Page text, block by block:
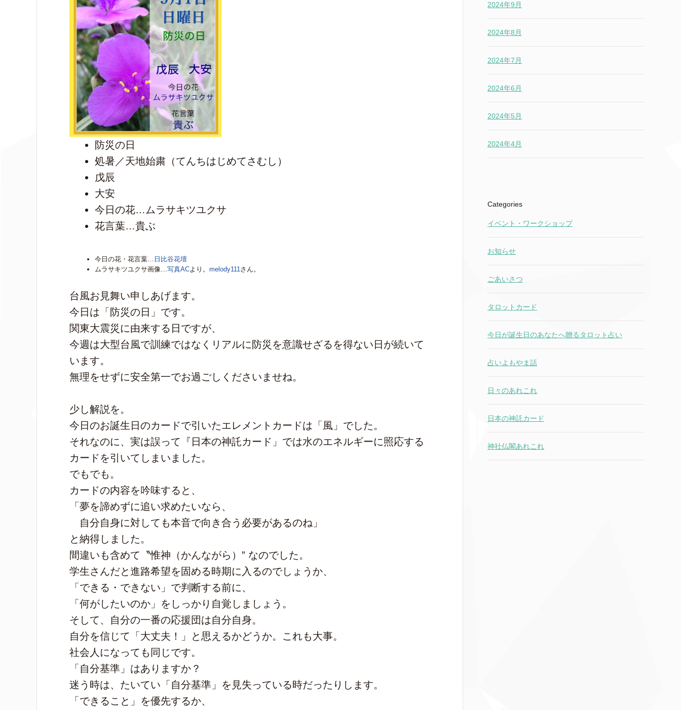
防災の日
処暑／天地始粛（てんちはじめてさむし）
戊辰
大安
今日の花…ムラサキツユクサ
花言葉…貴ぶ
今日の花・花言葉… 日比谷花壇
ムラサキツユクサ画像…写真ACより。 melody111さん。
台風お見舞い申しあげます。
今日は「防災の日」です。
関東大震災に由来する日ですが、
今週は大型台風で訓練ではなくリアルに防災を意識せざるを得ない日が続いて
います。
無理をせずに安全第一でお過ごしくださいませね。
少し解説を。
今日のお誕生日のカードで引いたエレメントカードは「風」でした。
それなのに、実は誤って『日本の神託カード」では水のエネルギーに照応する
カードを引いてしまいました。
でもでも。
カードの内容を吟味すると、
「夢を諦めずに追い求めたいなら、
自分自身に対しても本音で向き合う必要があるのね」
と納得しました。
間違いも含めて〝惟神（かんながら）” なのでした。
学生さんだと進路希望を固める時期に入るのでしょうか、
「できる・できない」で判断する前に、
「何がしたいのか」をしっかり自覚しましょう。
そして、自分の一番の応援団は自分自身。
自分を信じて「大丈夫！」と思えるかどうか。これも大事。
社会人になっても同じです。
「自分基準」はありますか？
迷う時は、たいてい「自分基準」を見失っている時だったりします。
「できること」を優先するか、
2024年9月
2024年8月
2024年7月
2024年6月
2024年5月
2024年4月
Categories
イベント・ワークショップ
お知らせ
ごあいさつ
タロットカード
今日が誕生日のあなたへ贈るタロット占い
占いよもやま話
日々のあれこれ
日本の神託カード
神社仏閣あれこれ